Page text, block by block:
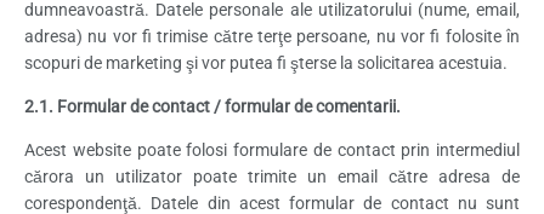
dumneavoastră. Datele personale ale utilizatorului (nume, email,
adresa) nu vor fi trimise către terţe persoane, nu vor fi folosite în
scopuri de marketing şi vor putea fi şterse la solicitarea acestuia.
2.1. Formular de contact / formular de comentarii.
Acest website poate folosi formulare de contact prin intermediul
cărora un utilizator poate trimite un email către adresa de
corespondenţă. Datele din acest formular de contact nu sunt